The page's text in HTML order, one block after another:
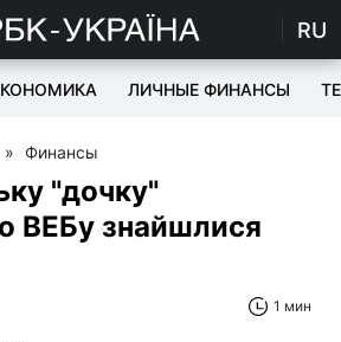
RU
ЛИЧНЫЕ ФИНАНСЫ
» Финансы
"дочку"
ВЕБу знайшлися
1 мин